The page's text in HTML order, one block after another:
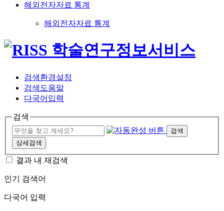
해외전자자료 통계
해외전자자료 통계
검색환경설정
검색도움말
다국어입력
검색
검색
상세검색
결과 내 재검색
인기 검색어
다국어 입력